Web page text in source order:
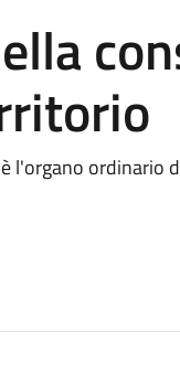
l'organo ordinario